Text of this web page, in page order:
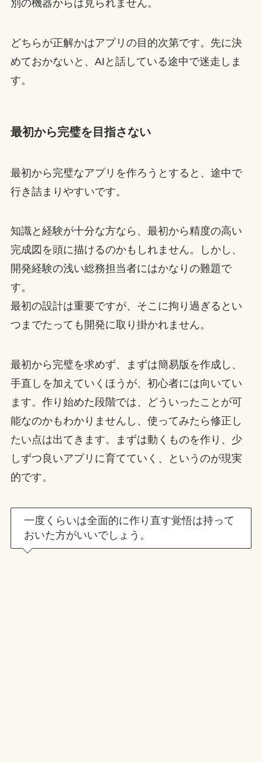
別の機器からは見られません。
どちらが正解かはアプリの目的次第です。先に決
めておかないと、AIと話している途中で迷走しま
す。
最初から完璧を目指さない
最初から完璧なアプリを作ろうとすると、途中で
行き詰まりやすいです。
知識と経験が十分な方なら、最初から精度の高い
完成図を頭に描けるのかもしれません。しかし、
開発経験の浅い総務担当者にはかなりの難題で
す。
最初の設計は重要ですが、そこに拘り過ぎるとい
つまでたっても開発に取り掛かれません。
最初から完璧を求めず、まずは簡易版を作成し、
手直しを加えていくほうが、初心者には向いてい
ます。作り始めた段階では、どういったことが可
能なのかもわかりませんし、使ってみたら修正し
たい点は出てきます。まずは動くものを作り、少
しずつ良いアプリに育てていく、というのが現実
的です。
一度くらいは全面的に作り直す覚悟は持って
おいた方がいいでしょう。